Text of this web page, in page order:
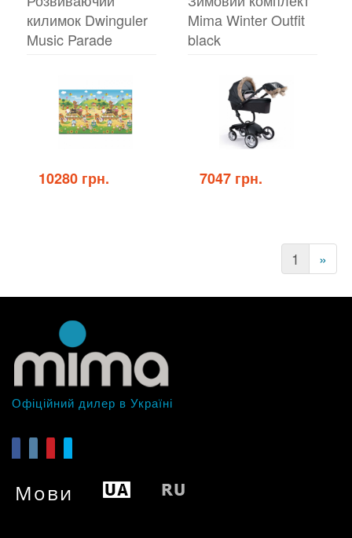
килимок Dwinguler
Music Parade
10280 грн.
Mima Winter Outfit
black
7047 грн.
1 (current)
»
Офіційний дилер в Україні
Мови